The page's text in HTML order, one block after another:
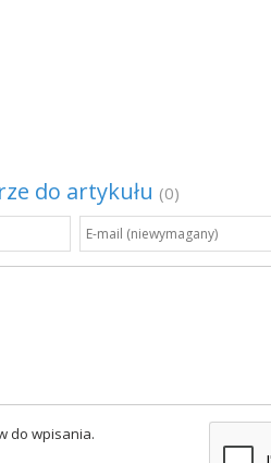
do artykułu (0)
do wpisania.